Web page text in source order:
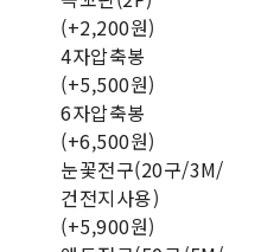
(+2,200원)
4자압축봉
(+5,500원)
6자압축봉
(+6,500원)
눈꽃전구(20구/3M/
건전지사용)
(+5,900원)